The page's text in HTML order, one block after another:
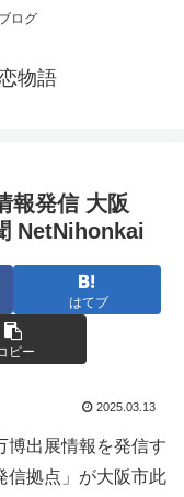
ログ
物語
報発信 大阪
NetNihonkai
はてブ
ピー
2025.03.13
博出展情報を発信す
信拠点」が大阪市此